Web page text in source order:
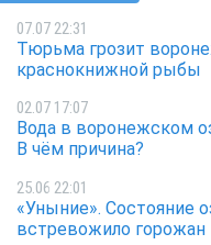
07.07 22:31
Тюрьма грозит
краснокнижной рыбы
02.07 17:07
Вода в воронежском
В чём причина?
25.06 22:01
«Уныние». Состояние
встревожило горожан